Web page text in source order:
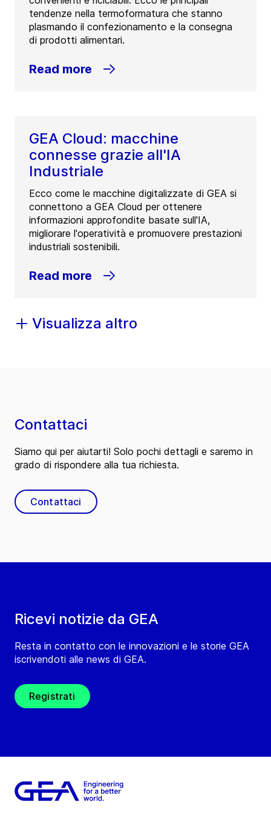
tendenze nella termoformatura che stanno
plasmando il confezionamento e la consegna
di prodotti alimentari.
Read more
GEA Cloud: macchine
connesse grazie all'IA
Industriale
Ecco come le macchine digitalizzate di GEA si
connettono a GEA Cloud per ottenere
informazioni approfondite basate sull'IA,
migliorare l'operatività e promuovere prestazioni
industriali sostenibili.
Read more
Visualizza altro
Ricevi notizie da GEA
Resta in contatto con le innovazioni e le storie GEA
iscrivendoti alle news di GEA.
Registrati
Contattaci
Siamo qui per aiutarti! Solo pochi dettagli e saremo in
grado di rispondere alla tua richiesta.
Contattaci